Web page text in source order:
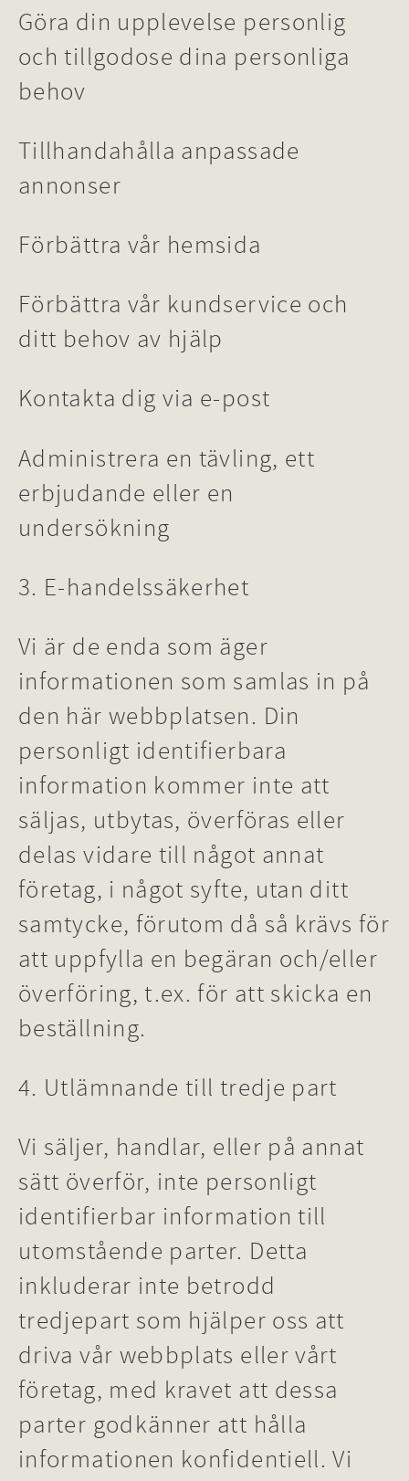
Göra din upplevelse personlig
och tillgodose dina personliga
behov
Tillhandahålla anpassade
annonser
Förbättra vår hemsida
Förbättra vår kundservice och
ditt behov av hjälp
Kontakta dig via e-post
Administrera en tävling, ett
erbjudande eller en
undersökning
3. E-handelssäkerhet
Vi är de enda som äger
informationen som samlas in på
den här webbplatsen. Din
personligt identifierbara
information kommer inte att
säljas, utbytas, överföras eller
delas vidare till något annat
företag, i något syfte, utan ditt
samtycke, förutom då så krävs för
att uppfylla en begäran och/eller
överföring, t.ex. för att skicka en
beställning.
4. Utlämnande till tredje part
Vi säljer, handlar, eller på annat
sätt överför, inte personligt
identifierbar information till
utomstående parter. Detta
inkluderar inte betrodd
tredjepart som hjälper oss att
driva vår webbplats eller vårt
företag, med kravet att dessa
parter godkänner att hålla
informationen konfidentiell. Vi